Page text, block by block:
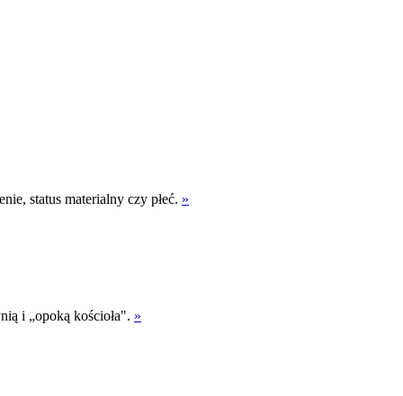
status materialny czy płeć. »
i „opoką kościoła". »